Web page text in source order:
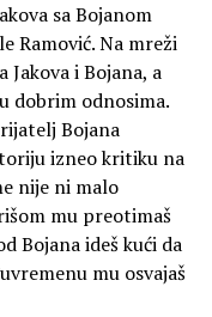
sa Bojanom
Ramović. Na mreži
i Bojana, a
dobrim odnosima.
Bojana
izneo kritiku na
nije ni malo
mu preotimaš
Bojana ideš kući da
mu osvajaš